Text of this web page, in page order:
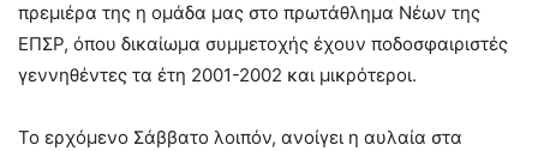
πρεμιέρα της η ομάδα μας στο πρωτάθλημα Νέων της
ΕΠΣΡ, όπου δικαίωμα συμμετοχής έχουν ποδοσφαιριστές
γεννηθέντες τα έτη 2001-2002 και μικρότεροι.
Το ερχόμενο Σάββατο λοιπόν, ανοίγει η αυλαία στα